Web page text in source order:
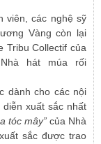
viên, các nghệ sỹ
Vàng còn lại
Tribu Collectif của
Nhà hát múa rối
dành cho các nội
xuất sắc nhất
tóc mây”của Nhà
sắc được trao